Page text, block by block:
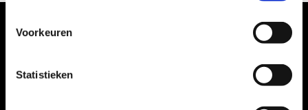
Voorkeuren
Statistieken